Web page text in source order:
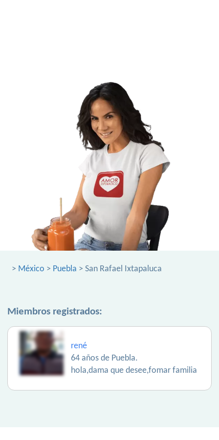
> México > Puebla > San Rafael Ixtapaluca
Miembros registrados:
rené
64 años de Puebla.
hola,dama que desee,fomar familia